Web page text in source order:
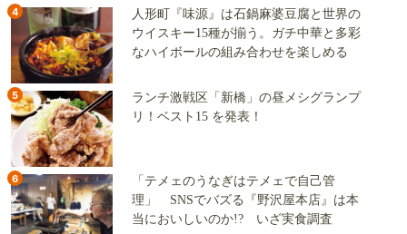
4
人形町『味源』は石鍋麻婆豆腐と世界の
ウイスキー15種が揃う。ガチ中華と多彩
なハイボールの組み合わせを楽しめる
5
ランチ激戦区「新橋」の昼メシグランプ
リ！ベスト15 を発表！
6
「テメェのうなぎはテメェで自己管
理」 SNSでバズる『野沢屋本店』は本
当においしいのか!? いざ実食調査